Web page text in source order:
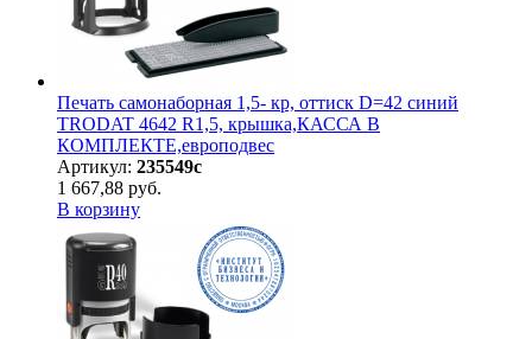
Печать самонаборная 1,5- кр, оттиск D=42 синий
TRODAT 4642 R1,5, крышка,КАССА В
КОМПЛЕКТЕ,европодвес
Артикул: 235549с
1 667,88 руб.
В корзину